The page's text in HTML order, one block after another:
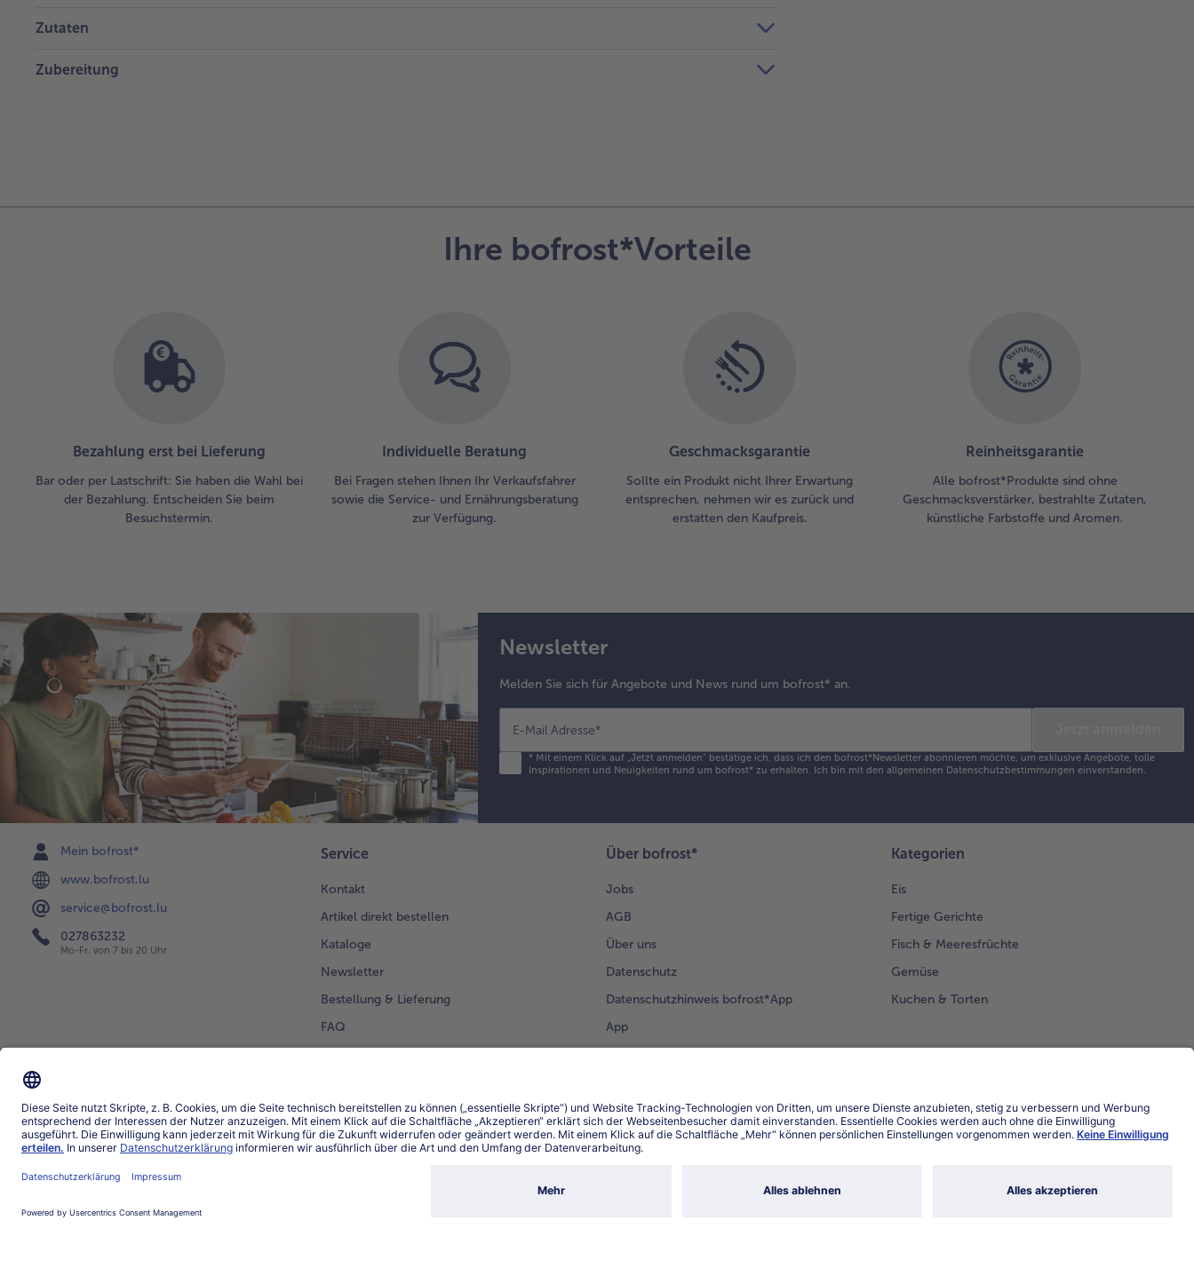
Zutaten
Zubereitung
Ihre bofrost*Vorteile
Bezahlung erst bei Lieferung
Bar oder per Lastschrift: Sie haben die Wahl bei
der Bezahlung. Entscheiden Sie beim
Besuchstermin.
Individuelle Beratung
Bei Fragen stehen Ihnen Ihr Verkaufsfahrer
sowie die Service- und Ernährungsberatung
zur Verfügung.
Geschmacksgarantie
Sollte ein Produkt nicht Ihrer Erwartung
entsprechen, nehmen wir es zurück und
erstatten den Kaufpreis.
Reinheitsgarantie
Alle bofrost*Produkte sind ohne
Geschmacksverstärker, bestrahlte Zutaten,
künstliche Farbstoffe und Aromen.
Newsletter
Melden Sie sich für Angebote und News rund um bofrost* an.
E-Mail Adresse*
*Mit einem Klick auf „Jetzt anmelden" bestätige ich, dass ich den bofrost*Newsletter abonnieren möchte, um exklusive Angebote, tolle
Inspirationen und Neuigkeiten rund um bofrost* zu erhalten. Ich bin mit den allgemeinen Datenschutzbestimmungen einverstanden.
Mein bofrost*
www.bofrost.lu
service@bofrost.lu
027863232
Mo-Fr. von 7 bis 20 Uhr
Service
Kontakt
Artikel direkt bestellen
Kataloge
Newsletter
Bestellung & Lieferung
FAQ
Über bofrost*
Jobs
AGB
Über uns
Datenschutz
Datenschutzhinweis bofrost*App
App
Kategorien
Eis
Fertige Gerichte
Fisch & Meeresfrüchte
Gemüse
Kuchen & Torten